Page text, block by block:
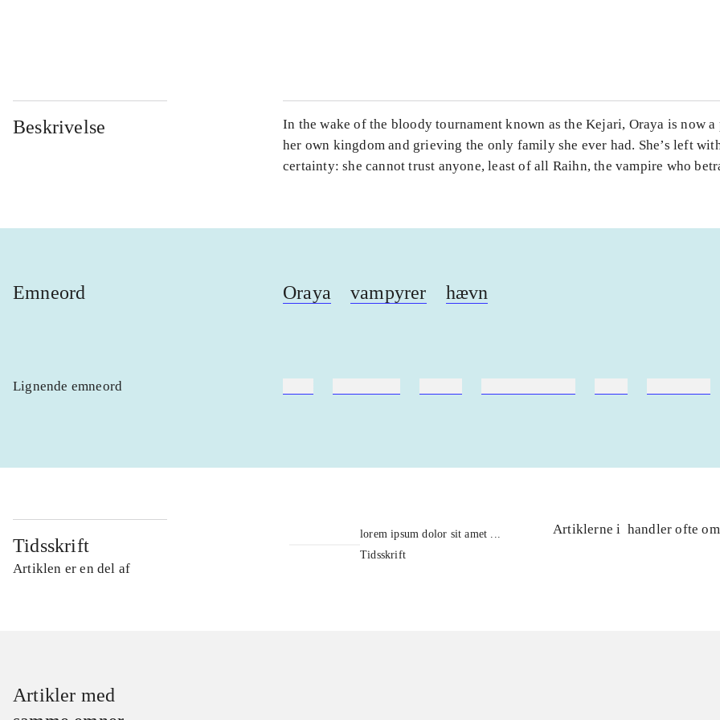
Beskrivelse
In the wake of the bloody tournament known as the Kejari, Oraya is now
her own kingdom and grieving the only family she ever had. She’s left
certainty: she cannot trust anyone, least of all Raihn, the vampire who
Emneord Oraya vampyrer hævn
Lignende emneord
Tidsskrift
Artiklen er en del af
lorem ipsum dolor sit amet ...
Tidsskrift
Artiklerne i handler ofte om
Artikler med